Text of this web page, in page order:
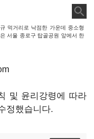
먹거리로 낙점한 가운데 중소형
서울 종로구 탑골공원 앞에서 한
및 윤리강령에 따라
정했습니다.